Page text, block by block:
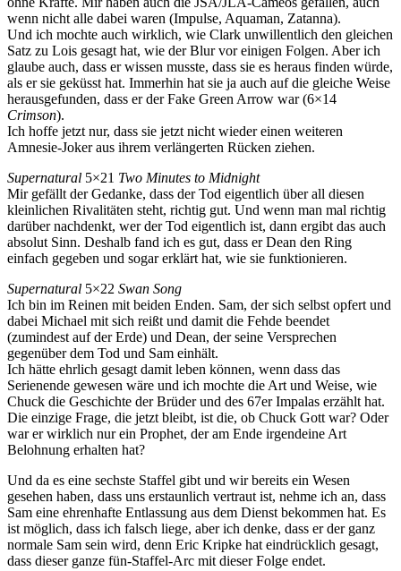
wenn nicht alle dabei waren (Impulse, Aquaman, Zatanna).
Und ich mochte auch wirklich, wie Clark unwillentlich den gleichen
Satz zu Lois gesagt hat, wie der Blur vor einigen Folgen. Aber ich
glaube auch, dass er wissen musste, dass sie es heraus finden würde,
als er sie geküsst hat. Immerhin hat sie ja auch auf die gleiche Weise
herausgefunden, dass er der Fake Green Arrow war (6×14
Crimson).
Ich hoffe jetzt nur, dass sie jetzt nicht wieder einen weiteren
Amnesie-Joker aus ihrem verlängerten Rücken ziehen.
Supernatural 5×21 Two Minutes to Midnight
Mir gefällt der Gedanke, dass der Tod eigentlich über all diesen
kleinlichen Rivalitäten steht, richtig gut. Und wenn man mal richtig
darüber nachdenkt, wer der Tod eigentlich ist, dann ergibt das auch
absolut Sinn. Deshalb fand ich es gut, dass er Dean den Ring
einfach gegeben und sogar erklärt hat, wie sie funktionieren.
Supernatural 5×22 Swan Song
Ich bin im Reinen mit beiden Enden. Sam, der sich selbst opfert und
dabei Michael mit sich reißt und damit die Fehde beendet
(zumindest auf der Erde) und Dean, der seine Versprechen
gegenüber dem Tod und Sam einhält.
Ich hätte ehrlich gesagt damit leben können, wenn dass das
Serienende gewesen wäre und ich mochte die Art und Weise, wie
Chuck die Geschichte der Brüder und des 67er Impalas erzählt hat.
Die einzige Frage, die jetzt bleibt, ist die, ob Chuck Gott war? Oder
war er wirklich nur ein Prophet, der am Ende irgendeine Art
Belohnung erhalten hat?
Und da es eine sechste Staffel gibt und wir bereits ein Wesen
gesehen haben, dass uns erstaunlich vertraut ist, nehme ich an, dass
Sam eine ehrenhafte Entlassung aus dem Dienst bekommen hat. Es
ist möglich, dass ich falsch liege, aber ich denke, dass er der ganz
normale Sam sein wird, denn Eric Kripke hat eindrücklich gesagt,
dass dieser ganze fün-Staffel-Arc mit dieser Folge endet.